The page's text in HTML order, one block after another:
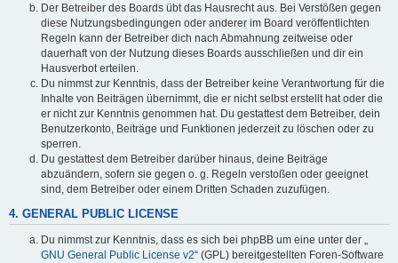
Der Betreiber des Boards übt das Hausrecht aus. Bei Verstößen gegen
diese Nutzungsbedingungen oder anderer im Board veröffentlichten
Regeln kann der Betreiber dich nach Abmahnung zeitweise oder
dauerhaft von der Nutzung dieses Boards ausschließen und dir ein
Hausverbot erteilen.
Du nimmst zur Kenntnis, dass der Betreiber keine Verantwortung für die
Inhalte von Beiträgen übernimmt, die er nicht selbst erstellt hat oder die
er nicht zur Kenntnis genommen hat. Du gestattest dem Betreiber, dein
Benutzerkonto, Beiträge und Funktionen jederzeit zu löschen oder zu
sperren.
Du gestattest dem Betreiber darüber hinaus, deine Beiträge
abzuändern, sofern sie gegen o. g. Regeln verstoßen oder geeignet
sind, dem Betreiber oder einem Dritten Schaden zuzufügen.
4. GENERAL PUBLIC LICENSE
Du nimmst zur Kenntnis, dass es sich bei phpBB um eine unter der „
GNU General Public License v2“ (GPL) bereitgestellten Foren-Software